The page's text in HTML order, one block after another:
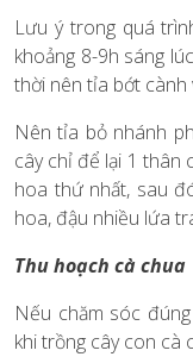
Lưu ý trong quá
khoảng 8-9h sáng
thời nên tỉa bớt cành
Nên tỉa bỏ nhánh
cây chỉ để lại 1 thân
hoa thứ nhất, sau
hoa, đậu nhiều lứa
Thu hoạch cà chua
Nếu chăm sóc
khi trồng cây con cà